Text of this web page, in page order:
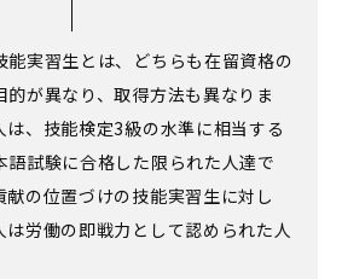
能実習生とは、どちらも在留資格の
が異なり、取得方法も異なりま
、技能検定3級の水準に相当する
語試験に合格した限られた人達で
の位置づけの技能実習生に対し
は労働の即戦力として認められた人